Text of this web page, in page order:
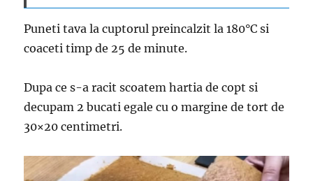
Puneti tava la cuptorul preincalzit la 180°C si
coaceti timp de 25 de minute.
Dupa ce s-a racit scoatem hartia de copt si
decupam 2 bucati egale cu o margine de tort de
30×20 centimetri.